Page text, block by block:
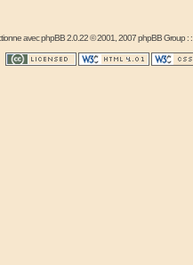
avecphpBB2.0.22 © 2001, 2007 phpBB Group : :